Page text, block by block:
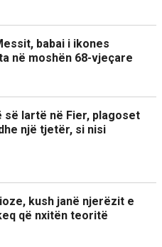
babai i ikones
në moshën 68-vjeçare
lartë në Fier, plagoset
një tjetër, si nisi
kush janë njerëzit e
që nxitën teoritë